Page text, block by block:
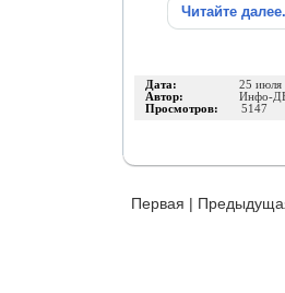
Читайте
Дата: 25 июля
Автор: Инфо-
Просмотров: 5147
Первая |